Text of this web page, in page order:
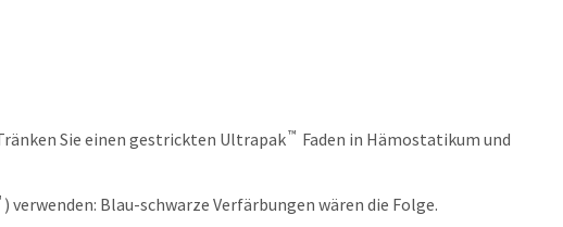
Sie einen gestrickten Ultrapak™ Faden in Hämostatikum und
) verwenden: Blau-schwarze Verfärbungen wären die Folge.